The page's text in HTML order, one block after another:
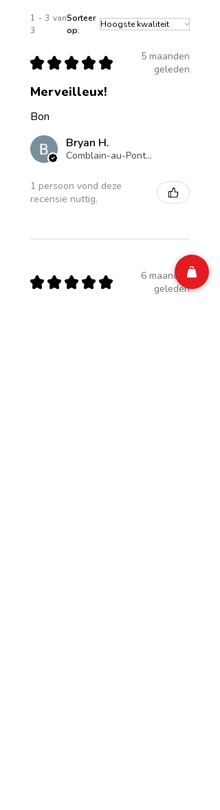
1 - 3 van
3
Sorteer
op:
★ ★ ★ ★ ★
5 maanden
geleden
Merveilleux!
Bon
Bryan H.
Comblain-au-Pont, BE-WLG
1 persoon vond deze
recensie nuttig.
★ ★ ★ ★ ★
6 maanden
geleden